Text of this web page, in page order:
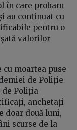
în care probam
au continuat cu
pentru o
valorilor
cu moartea puse
de Poliție
de Poliția
anchetați
doar două luni,
scurse de la